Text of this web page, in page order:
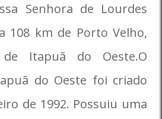
Senhora de Lourdes
108 km de Porto Velho,
Itapuã do Oeste.O
do Oeste foi criado
de 1992. Possuiu uma